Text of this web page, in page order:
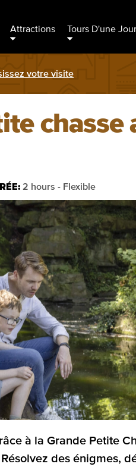
Attractions Tours D'une
votre visite
2 hours - Flexible
à la Grande Petite
des énigmes,